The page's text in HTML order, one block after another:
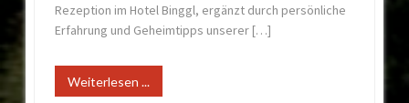
Rezeption im Hotel Binggl, ergänzt durch persönliche
Erfahrung und Geheimtipps unserer […]
Weiterlesen ...